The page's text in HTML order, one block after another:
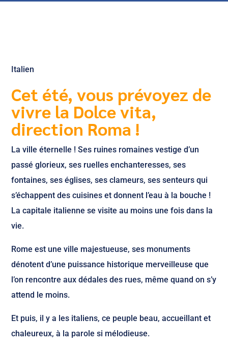
Italien
Cet été, vous prévoyez de
vivre la Dolce vita,
direction Roma !
La ville éternelle ! Ses ruines romaines vestige d’un
passé glorieux, ses ruelles enchanteresses, ses
fontaines, ses églises, ses clameurs, ses senteurs qui
s’échappent des cuisines et donnent l’eau à la bouche !
La capitale italienne se visite au moins une fois dans la
vie.
Rome est une ville majestueuse, ses monuments
dénotent d’une puissance historique merveilleuse que
l’on rencontre aux dédales des rues, même quand on s’y
attend le moins.
Et puis, il y a les italiens, ce peuple beau, accueillant et
chaleureux, à la parole si mélodieuse.